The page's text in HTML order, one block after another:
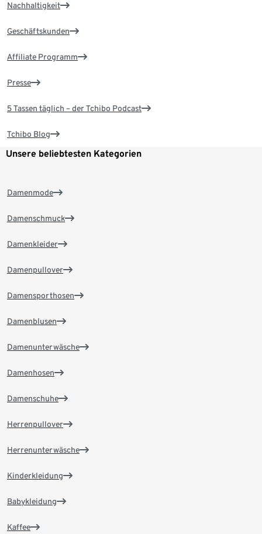
Nachhaltigkeit
Geschäftskunden
Affiliate Programm
Presse
5 Tassen täglich – der Tchibo Podcast
Tchibo Blog
Unsere beliebtesten Kategorien
Damenmode
Damenschmuck
Damenkleider
Damenpullover
Damensporthosen
Damenblusen
Damenunterwäsche
Damenhosen
Damenschuhe
Herrenpullover
Herrenunterwäsche
Kinderkleidung
Babykleidung
Kaffee